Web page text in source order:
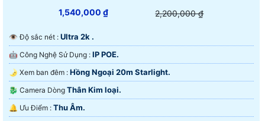
1,540,000 ₫ 2,200,000 ₫
👁 Độ sắc nét : Ultra 2k .
🤖️ Công Nghệ Sử Dụng : IP POE.
🌛 Xem ban đêm : Hồng Ngoại 20m Starlight.
🐉️ Camera Dòng Thân Kim loại.
️🔔 Ưu Điểm : Thu Âm.